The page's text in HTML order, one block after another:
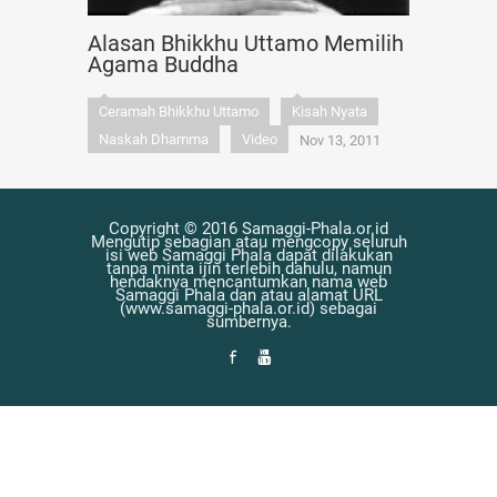
Indonesia tahun 2013 adalah di Panti
Pasal 2 :
Surat Keputusan ini berlaku sejak tanggal
Ditetapkan di Vihara
Tanggal, 14
MAHASANGHASABHA
SANGHA
Alasan Bhikkhu Uttamo Memilih
Agama Buddha
Ceramah Bhikkhu Uttamo
Kisah Nyata
Naskah Dhamma
Video Nov 13, 2011
Copyright © 2016 Samaggi-Phala.or.id
Mengutip sebagian atau mengcopy seluruh
isi web Samaggi Phala dapat dilakukan
tanpa minta ijin terlebih dahulu, namun
hendaknya mencantumkan nama web
Samaggi Phala dan atau alamat URL
(www.samaggi-phala.or.id) sebagai
sumbernya.